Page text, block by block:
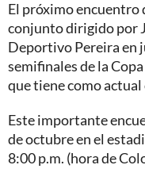
El próximo encuentro
conjunto dirigido por
Deportivo Pereira en
semifinales de la
que tiene como
Este importante
de octubre en el
8:00 p.m. (hora de